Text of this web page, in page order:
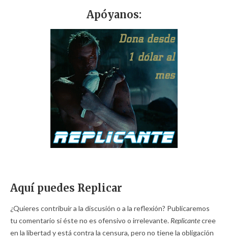
Apóyanos:
Aquí puedes Replicar
¿Quieres contribuir a la discusión o a la reflexión? Publicaremos
tu comentario si éste no es ofensivo o irrelevante. Replicantecree
en la libertad y está contra la censura, pero no tiene la obligación